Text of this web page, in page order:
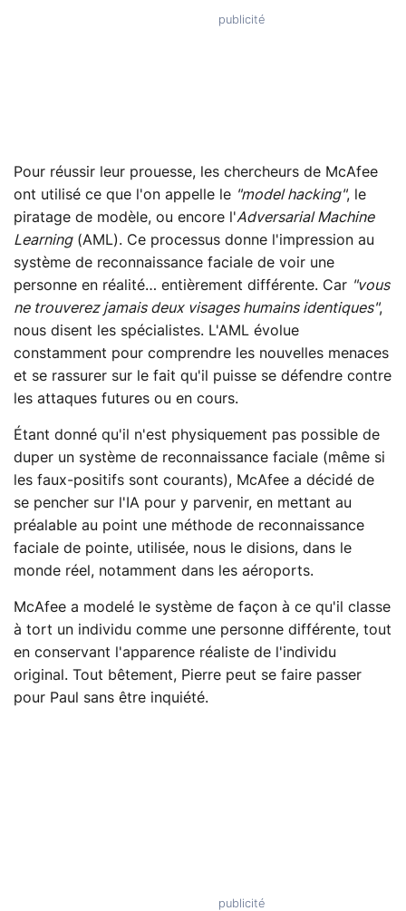
Pour réussir leur prouesse, les chercheurs de McAfee
ont utilisé ce que l'on appelle le "model hacking", le
piratage de modèle, ou encore l'Adversarial Machine
Learning(AML). Ce processus donne l'impression au
système de reconnaissance faciale de voir une
personne en réalité… entièrement différente. Car "vous
ne trouverez jamais deux visages humains identiques",
nous disent les spécialistes. L'AML évolue
constamment pour comprendre les nouvelles menaces
et se rassurer sur le fait qu'il puisse se défendre contre
les attaques futures ou en cours.
Étant donné qu'il n'est physiquement pas possible de
duper un système de reconnaissance faciale (même si
les faux-positifs sont courants), McAfee a décidé de
se pencher sur l'IA pour y parvenir, en mettant au
préalable au point une méthode de reconnaissance
faciale de pointe, utilisée, nous le disions, dans le
monde réel, notamment dans les aéroports.
McAfee a modelé le système de façon à ce qu'il classe
à tort un individu comme une personne différente, tout
en conservant l'apparence réaliste de l'individu
original. Tout bêtement, Pierre peut se faire passer
pour Paul sans être inquiété.